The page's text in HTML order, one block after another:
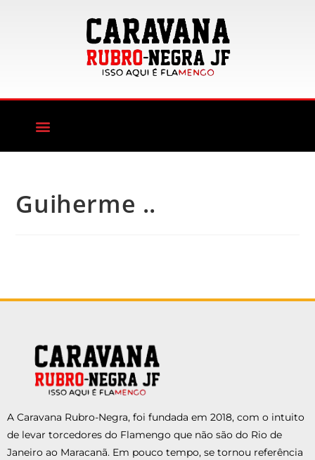
Guiherme ..
A Caravana Rubro-Negra, foi fundada em 2018, com o intuito
de levar torcedores do Flamengo que não são do Rio de
Janeiro ao Maracanã. Em pouco tempo, se tornou referência